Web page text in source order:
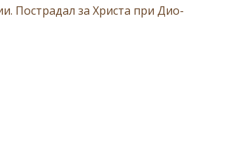
По­стра­дал за Хри­ста при Дио­